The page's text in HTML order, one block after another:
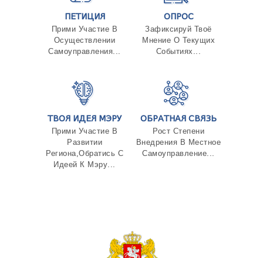
ПЕТИЦИЯ
Прими Участие В
Осуществлении
Самоуправления...
ОПРОС
Зафиксируй Твоё
Мнение О Текущих
Событиях...
ТВОЯ ИДЕЯ МЭРУ
Прими Участие В
Развитии
Региона,Обратись С
Идеей К Мэру...
ОБРАТНАЯ СВЯЗЬ
Рост Степени
Внедрения В Местное
Самоуправление...